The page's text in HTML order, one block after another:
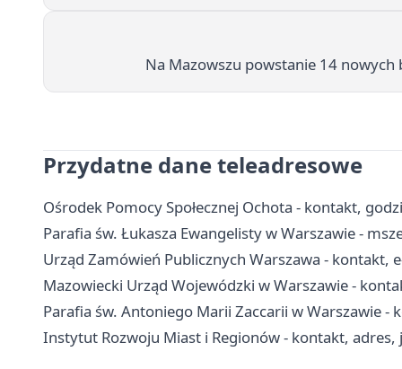
Na Mazowszu powstanie 14 nowych
Przydatne dane teleadresowe
Ośrodek Pomocy Społecznej Ochota - kontakt,
Parafia św. Łukasza Ewangelisty w Warszawie -
Urząd Zamówień Publicznych Warszawa - kontakt,
Mazowiecki Urząd Wojewódzki w Warszawie -
Parafia św. Antoniego Marii Zaccarii w Warszawie -
Instytut Rozwoju Miast i Regionów - kontakt, adres,